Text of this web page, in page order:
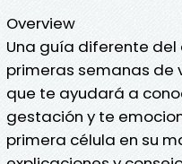
Overview
Una guía diferente
primeras semanas de
que te ayudará a
gestación y te
primera célula en su